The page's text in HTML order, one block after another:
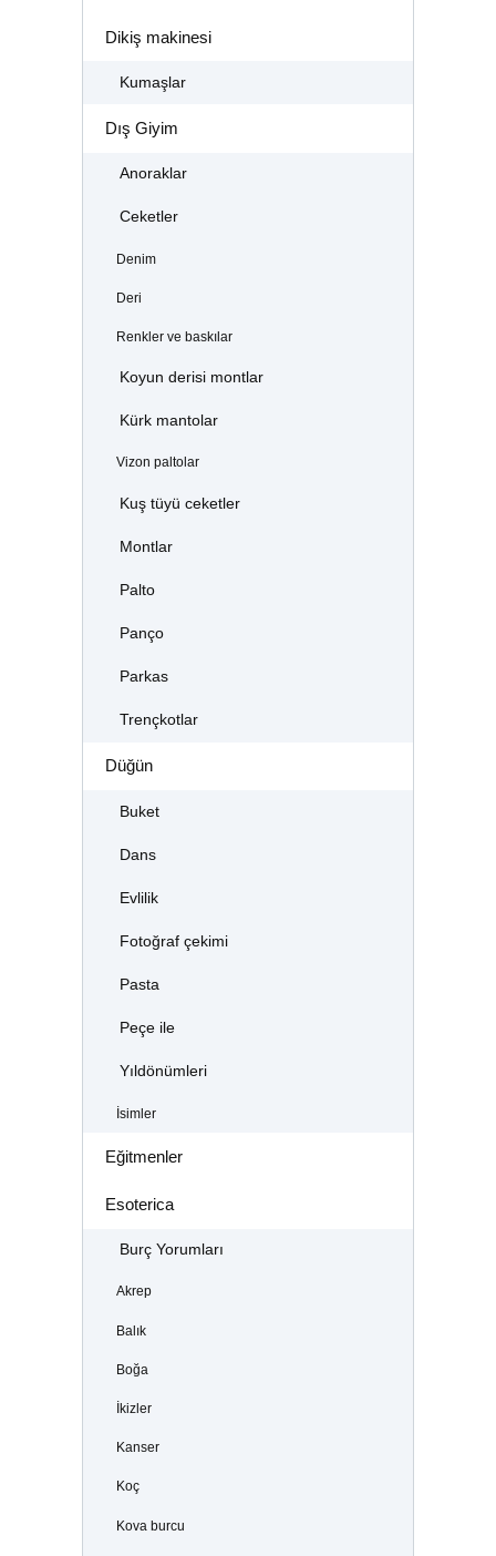
Dikiş makinesi
Kumaşlar
Dış Giyim
Anoraklar
Ceketler
Denim
Deri
Renkler ve baskılar
Koyun derisi montlar
Kürk mantolar
Vizon paltolar
Kuş tüyü ceketler
Montlar
Palto
Panço
Parkas
Trençkotlar
Düğün
Buket
Dans
Evlilik
Fotoğraf çekimi
Pasta
Peçe ile
Yıldönümleri
İsimler
Eğitmenler
Esoterica
Burç Yorumları
Akrep
Balık
Boğa
İkizler
Kanser
Koç
Kova burcu